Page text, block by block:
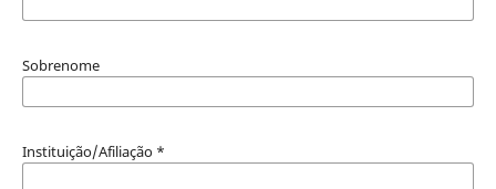
Sobrenome
Instituição/Afiliação *